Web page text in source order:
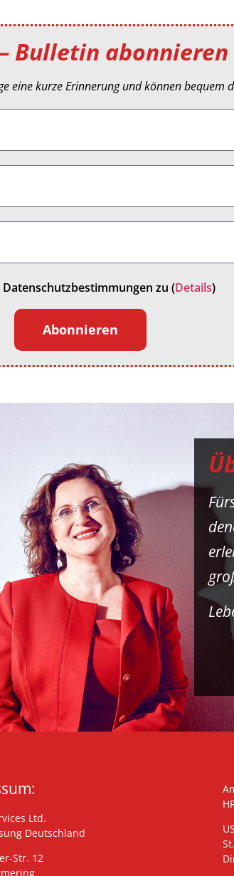
Bulletin abonnieren
eine kurze Erinnerung und können bequem
zu (Details)
Abonnieren
Ltd.
Deutschland
Str. 12